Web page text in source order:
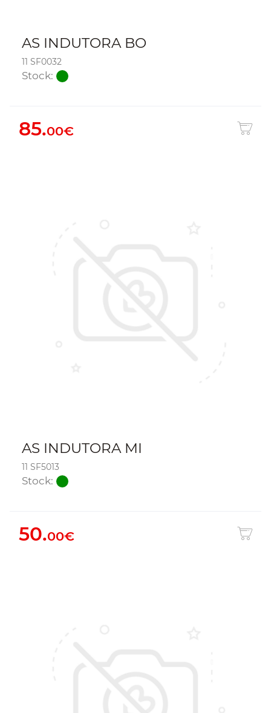
AS INDUTORA BO
11 SF0032
Stock:
85.00€
AS INDUTORA MI
11 SF5013
Stock:
50.00€